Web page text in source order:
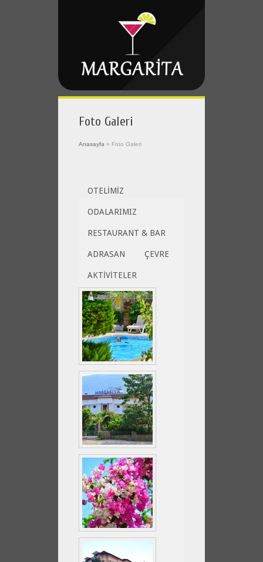
Foto Galeri
Anasayfa » Foto Galeri
OTELİMİZ
ODALARIMIZ
RESTAURANT & BAR
ADRASAN ÇEVRE
AKTİVİTELER